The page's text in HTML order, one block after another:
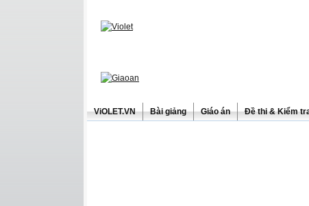
ViOLET.VN Bài giảng Giáo án Đề thi & Kiểm